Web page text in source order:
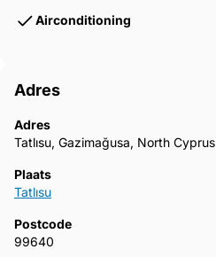
Airconditioning
Adres
Adres
Tatlısu, Gazimağusa, North Cyprus
Plaats
Tatlısu
Postcode
99640